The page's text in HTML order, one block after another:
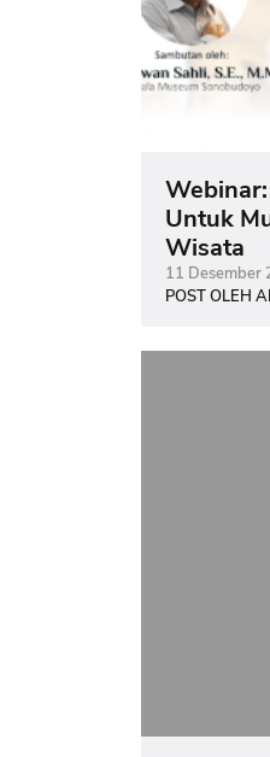
Untuk
Wisata
11 Desember
POST OLEH